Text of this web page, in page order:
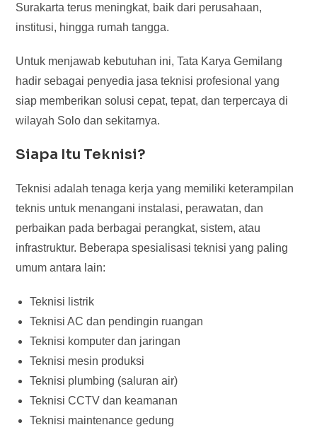
Surakarta terus meningkat, baik dari perusahaan,
institusi, hingga rumah tangga.
Untuk menjawab kebutuhan ini, Tata Karya Gemilang
hadir sebagai penyedia jasa teknisi profesional yang
siap memberikan solusi cepat, tepat, dan terpercaya di
wilayah Solo dan sekitarnya.
Siapa Itu Teknisi?
Teknisi adalah tenaga kerja yang memiliki keterampilan
teknis untuk menangani instalasi, perawatan, dan
perbaikan pada berbagai perangkat, sistem, atau
infrastruktur. Beberapa spesialisasi teknisi yang paling
umum antara lain:
Teknisi listrik
Teknisi AC dan pendingin ruangan
Teknisi komputer dan jaringan
Teknisi mesin produksi
Teknisi plumbing (saluran air)
Teknisi CCTV dan keamanan
Teknisi maintenance gedung